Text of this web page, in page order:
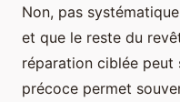
Non, pas
et que le reste du
réparation ciblée
précoce permet